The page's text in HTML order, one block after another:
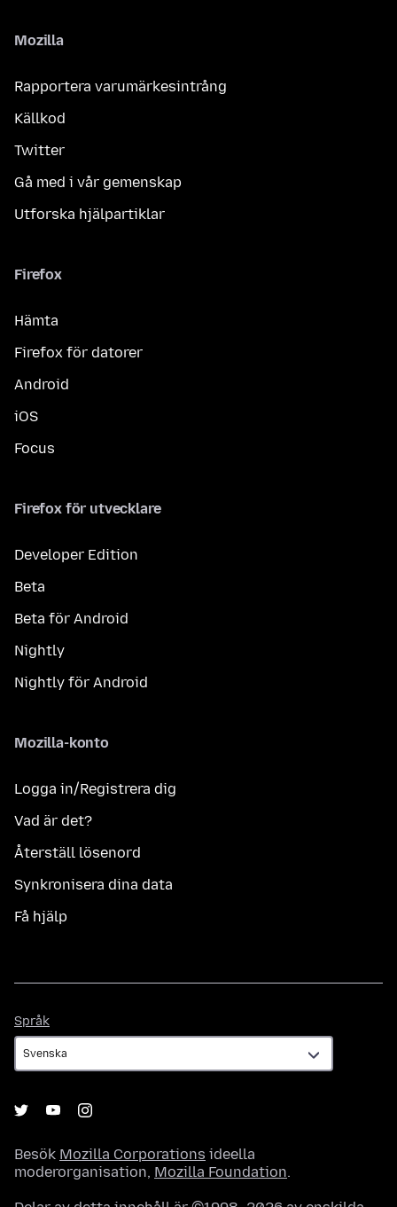
Mozilla
Rapportera varumärkesintrång
Källkod
Twitter
Gå med i vår gemenskap
Utforska hjälpartiklar
Firefox
Hämta
Firefox för datorer
Android
iOS
Focus
Firefox för utvecklare
Developer Edition
Beta
Beta för Android
Nightly
Nightly för Android
Mozilla-konto
Logga in/Registrera dig
Vad är det?
Återställ lösenord
Synkronisera dina data
Få hjälp
Språk
Besök Mozilla Corporations ideella
moderorganisation, Mozilla Foundation.